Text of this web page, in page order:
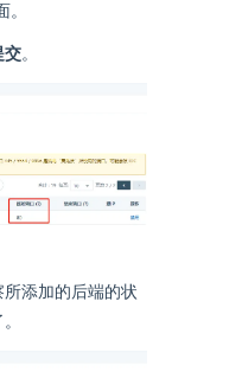
交。
添加的后端的状